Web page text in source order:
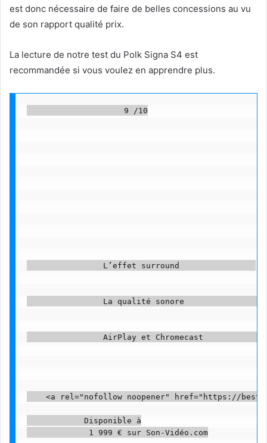
est donc nécessaire de faire de belles concessions au vu
de son rapport qualité prix.
La lecture de notre test du Polk Signa S4 est
recommandée si vous voulez en apprendre plus.
                    9 /10
                L’effet surround
                La qualité sonore
AirPlay et
<a rel="nofollow noopener" href="https://
            Disponible à
             1 999 € sur Son-Vidéo.com